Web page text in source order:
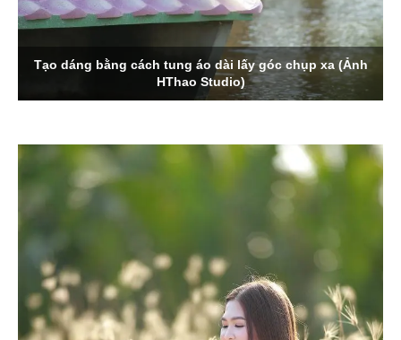
Tạo dáng bằng cách tung áo dài lấy góc chụp xa (Ảnh
HThao Studio)